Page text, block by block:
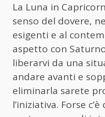
La Luna in
senso del dovere,
esigenti e al
aspetto con
liberarvi da una
andare avanti e
eliminarla sarete
l’iniziativa. Forse